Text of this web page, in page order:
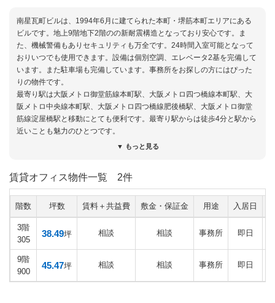
南星瓦町ビルは、1994年6月に建てられた本町・堺筋本町エリアにある
ビルです。地上9階地下2階のの新耐震構造となっており安心です。ま
た、機械警備もありセキュリティも万全です。24時間入室可能となって
おりいつでも使用できます。設備は個別空調、エレベータ2基を完備して
います。また駐車場も完備しています。事務所をお探しの方にはぴった
りの物件です。
最寄り駅は大阪メトロ御堂筋線本町駅、大阪メトロ四つ橋線本町駅、大
阪メトロ中央線本町駅、大阪メトロ四つ橋線肥後橋駅、大阪メトロ御堂
筋線淀屋橋駅と移動にとても便利です。最寄り駅からは徒歩4分と駅から
近いことも魅力のひとつです。
▼ もっと見る
賃貸オフィス物件一覧 2件
階数 坪数 賃料＋共益費 敷金・保証金 用途 入居日
3階
305
38.49坪 相談 相談 事務所 即日
9階
900
45.47坪 相談 相談 事務所 即日